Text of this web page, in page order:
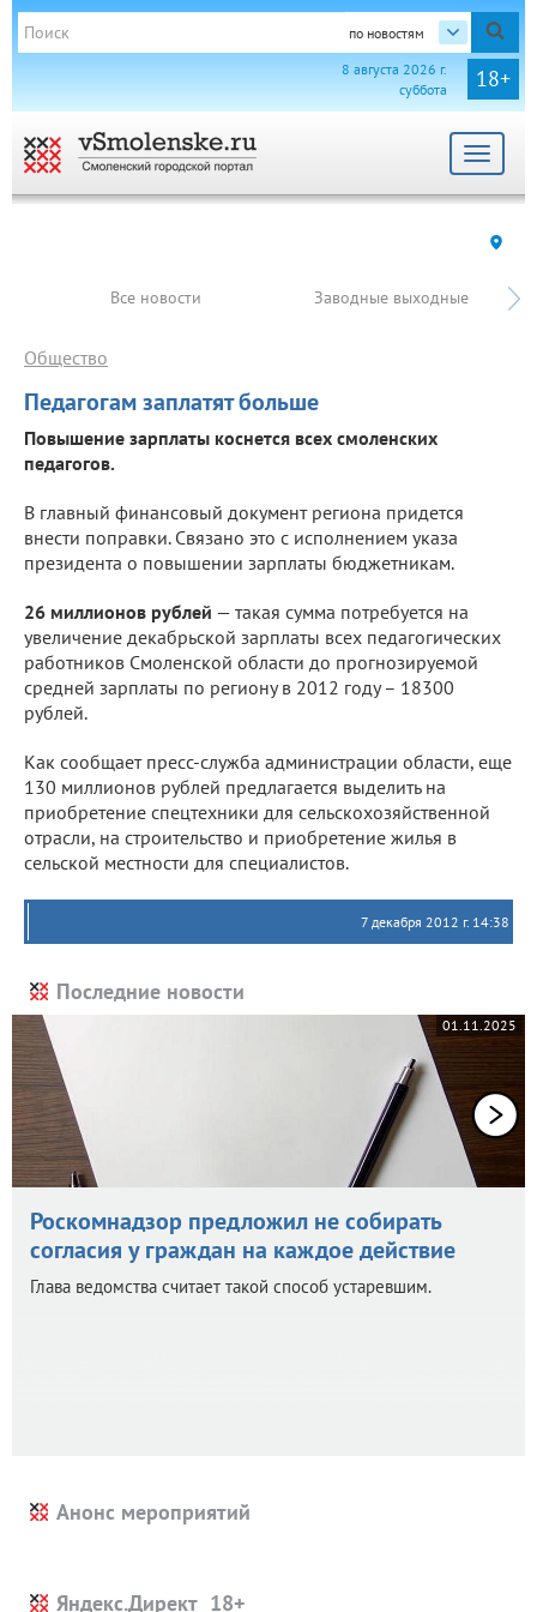
по новостям
18+
8 августа 2026 г.
суббота
Toggle
Все новости Заводные выходные
Педагогам заплатят больше
Общество
Повышение зарплаты коснется всех смоленских
педагогов.
В главный финансовый документ региона придется
внести поправки. Связано это с исполнением указа
президента о повышении зарплаты бюджетникам.
26 миллионов рублей — такая сумма потребуется на
увеличение декабрьской зарплаты всех педагогических
работников Смоленской области до прогнозируемой
средней зарплаты по региону в 2012 году – 18300
рублей.
Как сообщает пресс-служба администрации области, еще
130 миллионов рублей предлагается выделить на
приобретение спецтехники для сельскохозяйственной
отрасли, на строительство и приобретение жилья в
сельской местности для специалистов.
7 декабря 2012 г. 14:38
Последние новости
01.11.2025
Роскомнадзор предложил не собирать
согласия у граждан на каждое действие
Глава ведомства считает такой способ устаревшим.
Анонс мероприятий
Яндекс.Директ